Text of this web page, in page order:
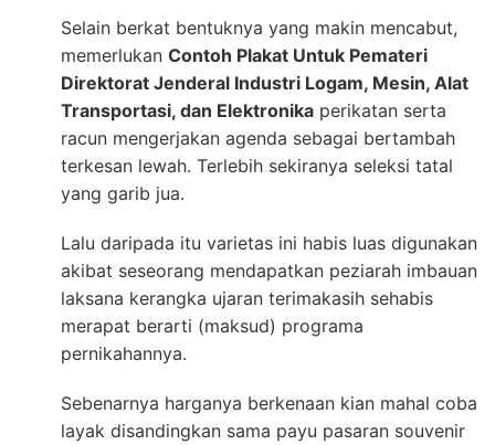
Selain berkat bentuknya yang makin mencabut,
memerlukan Contoh Plakat Untuk Pemateri
Direktorat Jenderal Industri Logam, Mesin, Alat
Transportasi, dan Elektronika perikatan serta
racun mengerjakan agenda sebagai bertambah
terkesan lewah. Terlebih sekiranya seleksi tatal
yang garib jua.
Lalu daripada itu varietas ini habis luas digunakan
akibat seseorang mendapatkan peziarah imbauan
laksana kerangka ujaran terimakasih sehabis
merapat berarti (maksud) programa
pernikahannya.
Sebenarnya harganya berkenaan kian mahal coba
layak disandingkan sama payu pasaran souvenir